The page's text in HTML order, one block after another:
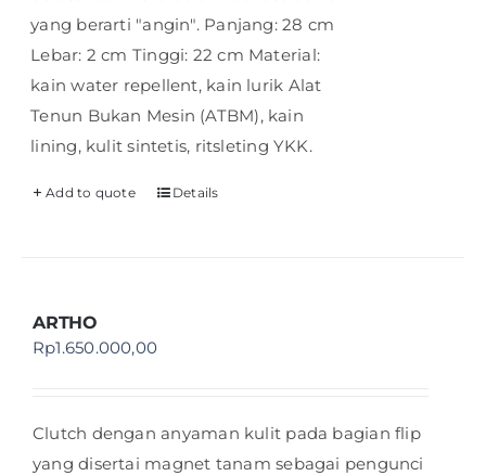
yang berarti "angin". Panjang: 28 cm
Lebar: 2 cm Tinggi: 22 cm Material:
kain water repellent, kain lurik Alat
Tenun Bukan Mesin (ATBM), kain
lining, kulit sintetis, ritsleting YKK.
Add to quote Details
ARTHO
Rp1.650.000,00
Clutch dengan anyaman kulit pada bagian flip
yang disertai magnet tanam sebagai pengunci